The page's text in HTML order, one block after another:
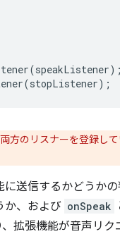
(speakListener);
(stopListener);
方のリスナーを登録し
送信するかどうか
か、および onSpeak
拡張機能が音声リ